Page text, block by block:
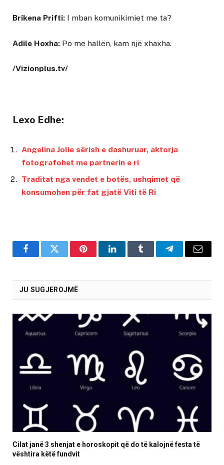
Brikena Prifti: I mban komunikimiet me ta?
Adile Hoxha: Po me hallën, kam një xhaxha.
/Vizionplus.tv/
Lexo Edhe:
Angelina Jolie sërish e dashuruar, aktorja
fotografohet me partnerin e ri
Traditat nga vendet e botës, ushqimet që
konsumohen për fat gjatë Viti të Ri
FacebookTwitter PinterestLinkedInTumblr TelegramEmail
JU SUGJEROJMË
Cilat janë 3 shenjat e horoskopit që do të kalojnë festa të
vështira këtë fundvit